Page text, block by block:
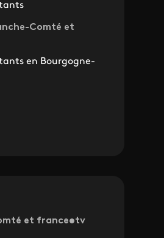
Comté et
en Bourgogne-
et france•tv